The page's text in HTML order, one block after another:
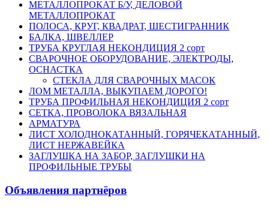
МЕТАЛЛОПРОКАТ Б/У, ДЕЛОВОЙ
МЕТАЛЛОПРОКАТ
ПОЛОСА, КРУГ, КВАДРАТ, ШЕСТИГРАННИК
БАЛКА, ШВЕЛЛЕР
ТРУБА КРУГЛАЯ НЕКОНДИЦИЯ 2 сорт
СВАРОЧНОЕ ОБОРУДОВАНИЕ, ЭЛЕКТРОДЫ,
ОСНАСТКА
СТЕКЛА ДЛЯ СВАРОЧНЫХ МАСОК
ЛОМ МЕТАЛЛА, ВЫКУПАЕМ ДОРОГО!
ТРУБА ПРОФИЛЬНАЯ НЕКОНДИЦИЯ 2 сорт
СЕТКА, ПРОВОЛОКА ВЯЗАЛЬНАЯ
АРМАТУРА
ЛИСТ ХОЛОДНОКАТАННЫЙ, ГОРЯЧЕКАТАННЫЙ,
ЛИСТ НЕРЖАВЕЙКА
ЗАГЛУШКА НА ЗАБОР, ЗАГЛУШКИ НА
ПРОФИЛЬНЫЕ ТРУБЫ
Объявления партнёров